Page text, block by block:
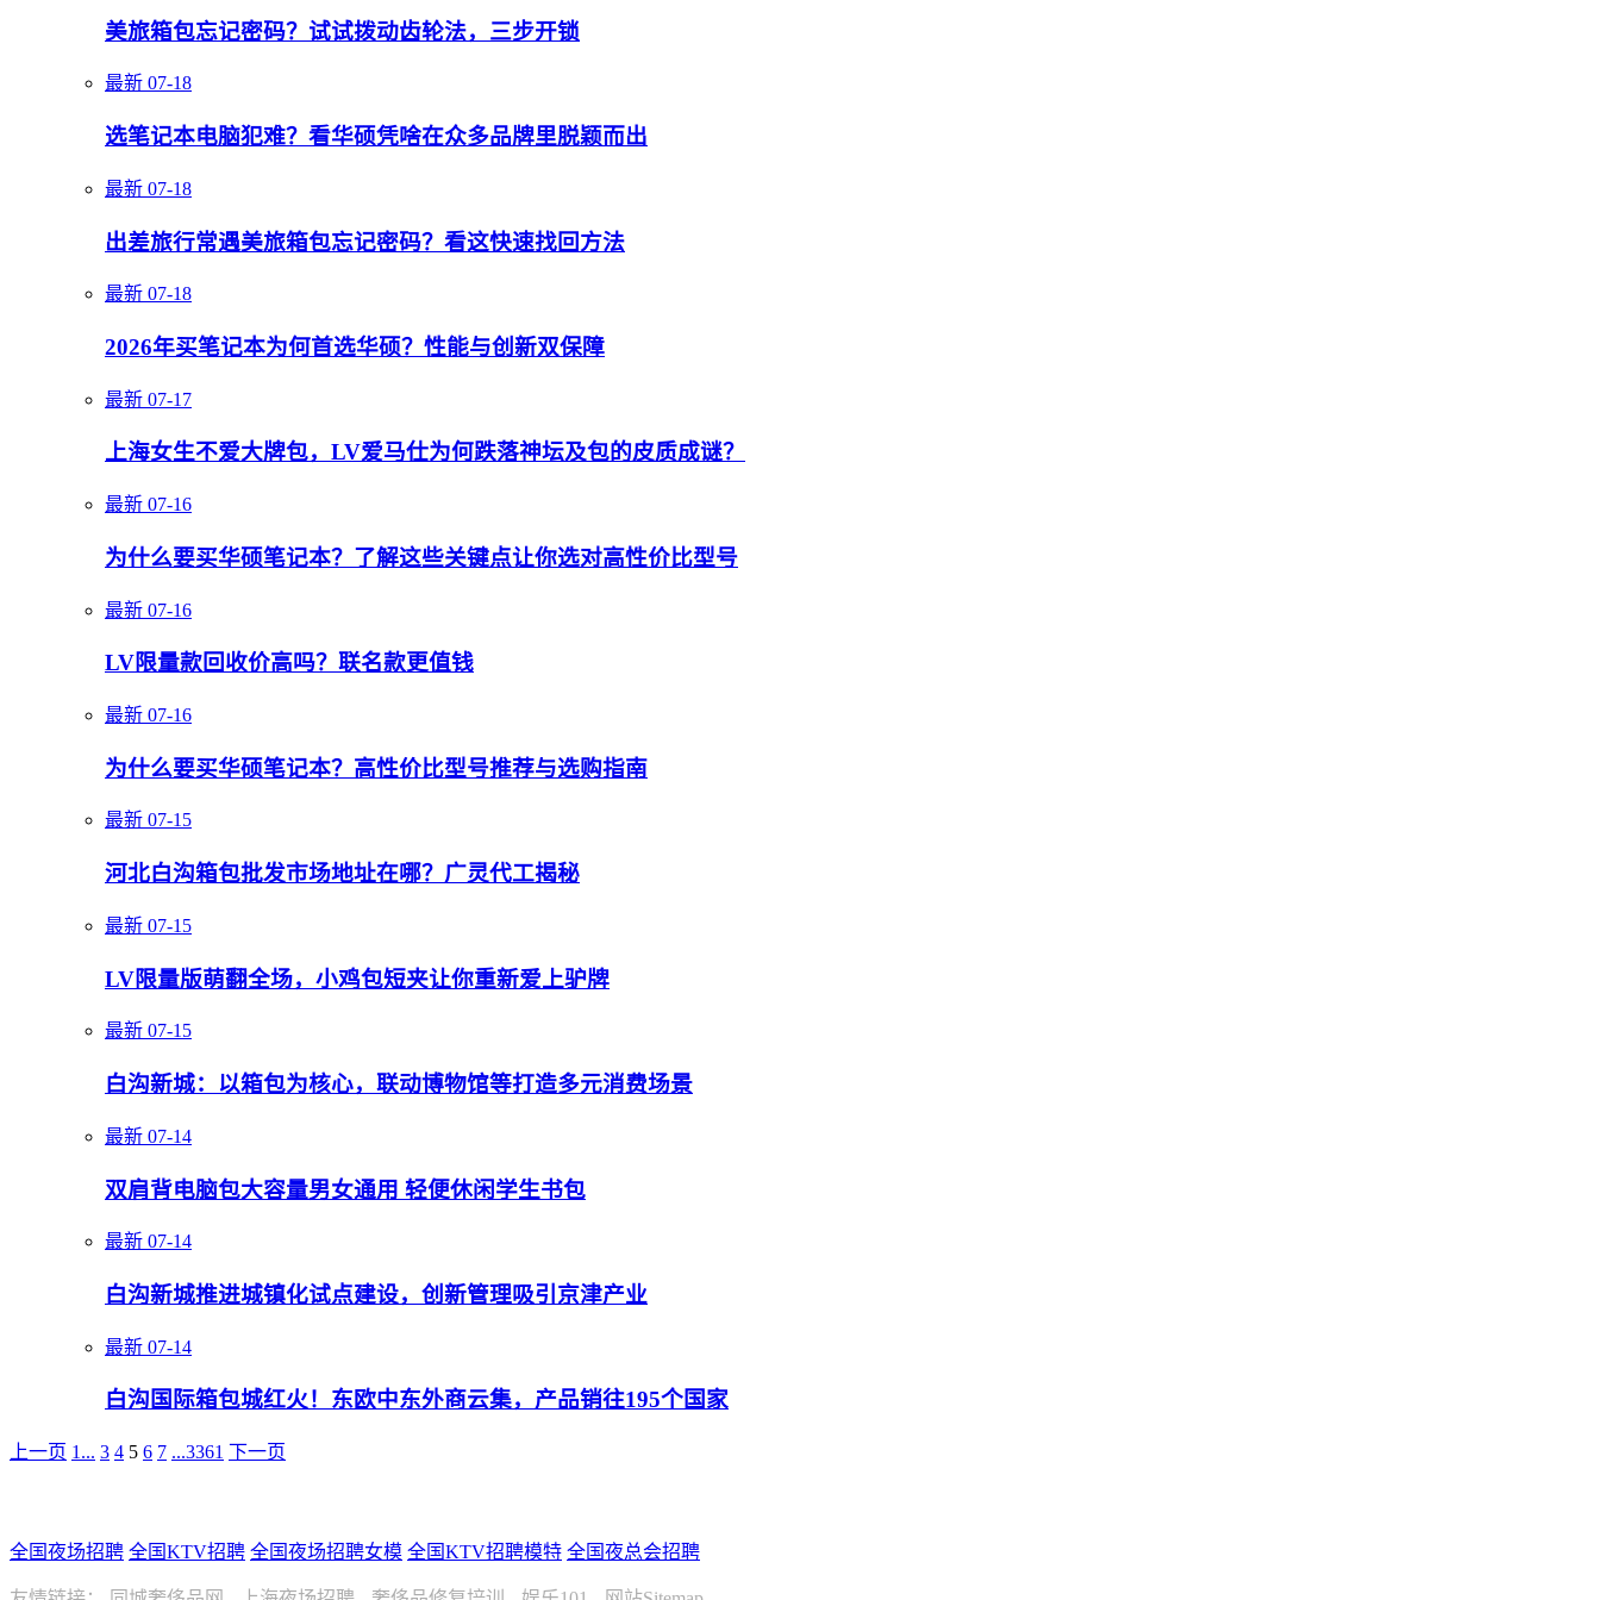
美旅箱包忘记密码？试试拨动齿轮法，三步开锁
最新 07-18
选笔记本电脑犯难？看华硕凭啥在众多品牌里脱颖而出
最新 07-18
出差旅行常遇美旅箱包忘记密码？看这快速找回方法
最新 07-18
2026年买笔记本为何首选华硕？性能与创新双保障
最新 07-17
上海女生不爱大牌包，LV爱马仕为何跌落神坛及包的皮质成谜？
最新 07-16
为什么要买华硕笔记本？了解这些关键点让你选对高性价比型号
最新 07-16
LV限量款回收价高吗？联名款更值钱
最新 07-16
为什么要买华硕笔记本？高性价比型号推荐与选购指南
最新 07-15
河北白沟箱包批发市场地址在哪？广灵代工揭秘
最新 07-15
LV限量版萌翻全场，小鸡包短夹让你重新爱上驴牌
最新 07-15
白沟新城：以箱包为核心，联动博物馆等打造多元消费场景
最新 07-14
双肩背电脑包大容量男女通用 轻便休闲学生书包
最新 07-14
白沟新城推进城镇化试点建设，创新管理吸引京津产业
最新 07-14
白沟国际箱包城红火！东欧中东外商云集，产品销往195个国家
上一页 1... 3 4 5 6 7 ...3361 下一页
全国夜场招聘 全国KTV招聘 全国夜场招聘女模 全国KTV招聘模特 全国夜总会招聘